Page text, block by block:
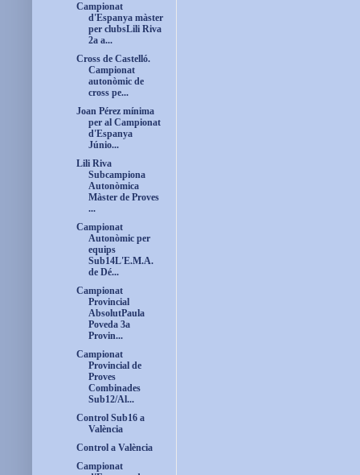
Campionat
d'Espanya màster
per clubsLili Riva
2a a...
Cross de Castelló.
Campionat
autonòmic de
cross pe...
Joan Pérez mínima
per al Campionat
d'Espanya
Júnio...
Lili Riva
Subcampiona
Autonòmica
Màster de Proves
...
Campionat
Autonòmic per
equips
Sub14L'E.M.A.
de Dé...
Campionat
Provincial
AbsolutPaula
Poveda 3a
Provin...
Campionat
Provincial de
Proves
Combinades
Sub12/Al...
Control Sub16 a
València
Control a València
Campionat